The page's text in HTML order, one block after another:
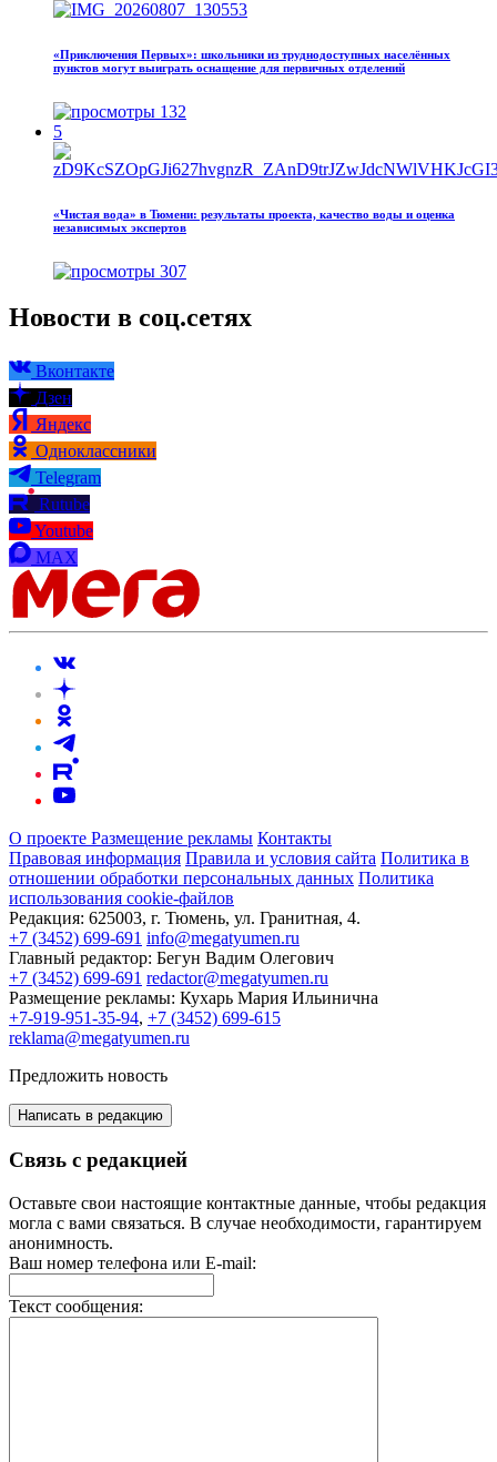
«Приключения Первых»: школьники из труднодоступных населённых
пунктов могут выиграть оснащение для первичных отделений
132
5
«Чистая вода» в Тюмени: результаты проекта, качество воды и оценка
независимых экспертов
307
Новости в соц.сетях
Вконтакте
Дзен
Яндекс
Одноклассники
Telegram
Rutube
Youtube
MAX
О проекте Размещение рекламы Контакты
Правовая информация Правила и условия сайта Политика в
отношении обработки персональных данных Политика
использования cookie-файлов
Редакция: 625003, г. Тюмень, ул. Гранитная, 4.
+7 (3452) 699-691 info@megatyumen.ru
Главный редактор: Бегун Вадим Олегович
+7 (3452) 699-691 redactor@megatyumen.ru
Размещение рекламы: Кухарь Мария Ильинична
+7-919-951-35-94, +7 (3452) 699-615
reklama@megatyumen.ru
Предложить новость
Написать в редакцию
Связь с редакцией
Оставьте свои настоящие контактные данные, чтобы редакция
могла с вами связаться. В случае необходимости, гарантируем
анонимность.
Ваш номер телефона или E-mail:
Текст сообщения: